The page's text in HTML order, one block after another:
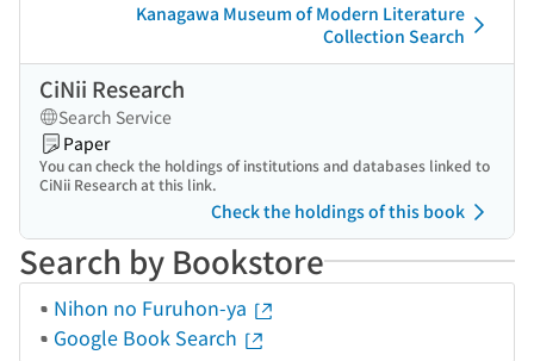
Kanagawa Museum of Modern Literature
Collection Search
CiNii Research
Search Service
Paper
You can check the holdings of institutions and databases linked to
CiNii Research at this link.
Check the holdings of this book
Search by Bookstore
Nihon no Furuhon-ya
Google Book Search